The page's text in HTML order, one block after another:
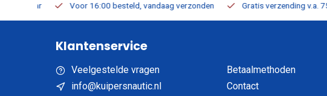
Voor 16:00 besteld, vandaag verzonden Gratis verzending v.a. 75,-
Klantenservice
Veelgestelde vragen
info@kuipersnautic.nl
Betaalmethoden
Contact